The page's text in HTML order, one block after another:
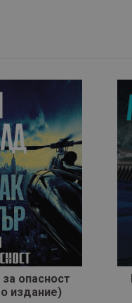
за опасност
издание)